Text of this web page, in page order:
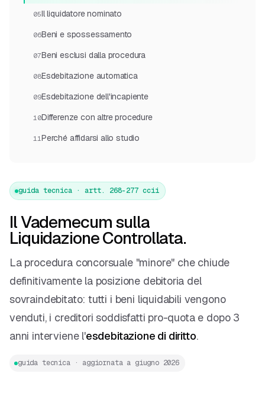
05Il liquidatore nominato
06Beni e spossessamento
07Beni esclusi dalla procedura
08Esdebitazione automatica
09Esdebitazione dell'incapiente
10Differenze con altre procedure
11Perché affidarsi allo studio
guida tecnica · artt. 268-277 ccii
Il Vademecum sulla
Liquidazione Controllata.
La procedura concorsuale "minore" che chiude
definitivamente la posizione debitoria del
sovraindebitato: tutti i beni liquidabili vengono
venduti, i creditori soddisfatti pro-quota e dopo 3
anni interviene l'esdebitazione di diritto.
guida tecnica · aggiornata a giugno 2026